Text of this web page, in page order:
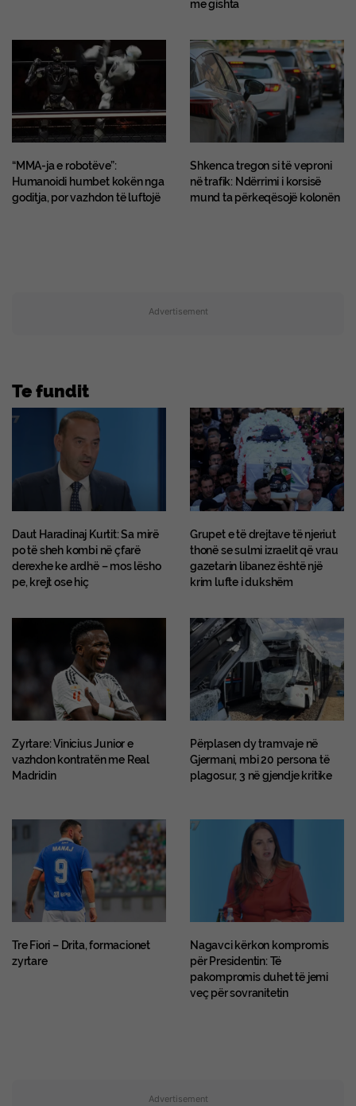
me gishta
“MMA-ja e robotëve”:
Humanoidi humbet kokën nga
goditja, por vazhdon të luftojë
Shkenca tregon si të veproni
në trafik: Ndërrimi i korsisë
mund ta përkeqësojë kolonën
Advertisement
Te fundit
Daut Haradinaj Kurtit: Sa mirë
po të sheh kombi në çfarë
derexhe ke ardhë – mos lësho
pe, krejt ose hiç
Grupet e të drejtave të njeriut
thonë se sulmi izraelit që vrau
gazetarin libanez është një
krim lufte i dukshëm
Zyrtare: Vinicius Junior e
vazhdon kontratën me Real
Madridin
Përplasen dy tramvaje në
Gjermani, mbi 20 persona të
plagosur, 3 në gjendje kritike
Tre Fiori – Drita, formacionet
zyrtare
Nagavci kërkon kompromis
për Presidentin: Të
pakompromis duhet të jemi
veç për sovranitetin
Advertisement